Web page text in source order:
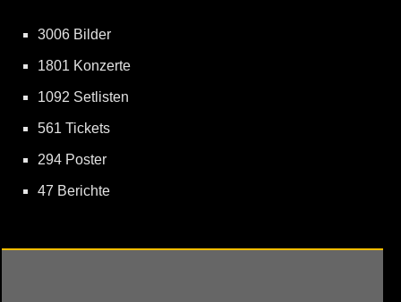
3006 Bilder
1801 Konzerte
1092 Setlisten
561 Tickets
294 Poster
47 Berichte